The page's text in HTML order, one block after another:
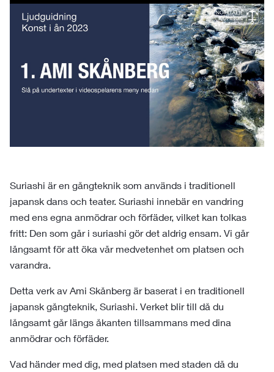
Suriashi är en gångteknik som används i traditionell
japansk dans och teater. Suriashi innebär en vandring
med ens egna anmödrar och förfäder, vilket kan tolkas
fritt: Den som går i suriashi gör det aldrig ensam. Vi går
långsamt för att öka vår medvetenhet om platsen och
varandra.
Detta verk av Ami Skånberg är baserat i en traditionell
japansk gångteknik, Suriashi. Verket blir till då du
långsamt går längs åkanten tillsammans med dina
anmödrar och förfäder.
Vad händer med dig, med platsen med staden då du